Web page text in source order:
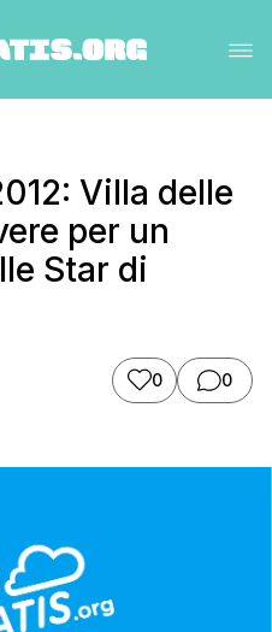
Villa delle
per un
Star di
0 0